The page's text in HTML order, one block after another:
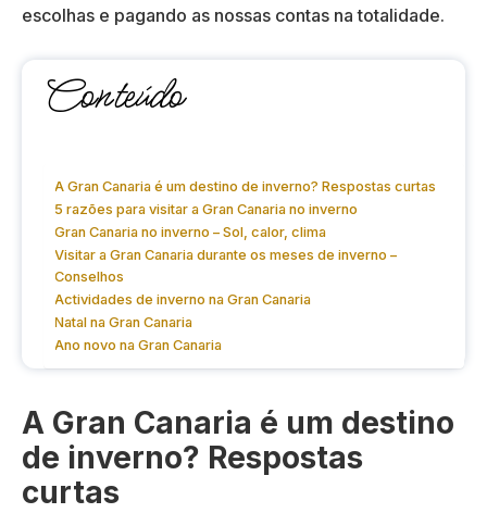
escolhas e pagando as nossas contas na totalidade.
Conteúdo
A Gran Canaria é um destino de inverno? Respostas curtas
5 razões para visitar a Gran Canaria no inverno
Gran Canaria no inverno – Sol, calor, clima
Visitar a Gran Canaria durante os meses de inverno –
Conselhos
Actividades de inverno na Gran Canaria
Natal na Gran Canaria
Ano novo na Gran Canaria
A Gran Canaria é um destino
de inverno? Respostas
curtas